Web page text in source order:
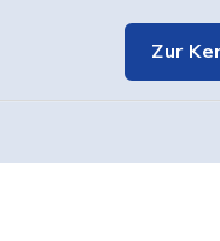
Zur